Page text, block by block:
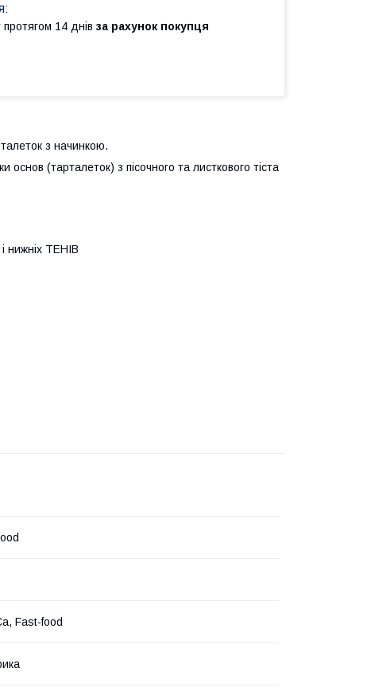
14 днів за рахунок покупця
з начинкою.
(тарталеток) з пісочного та листкового тіста
нижніх ТЕНІВ
Fast-food